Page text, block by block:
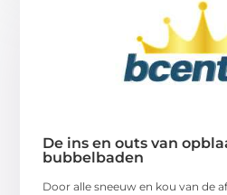
De ins en outs van
bubbelbaden
Door alle sneeuw en kou van de